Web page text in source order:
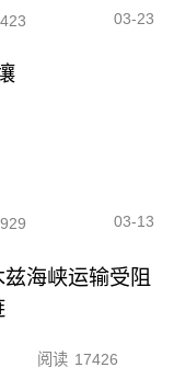
03-23
03-13
海峡运输受阻
阅读 17426